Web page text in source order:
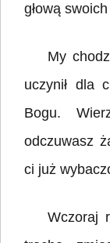
głową
My
uczynił dla
Bogu.
odczuwasz
ci już
Wczoraj